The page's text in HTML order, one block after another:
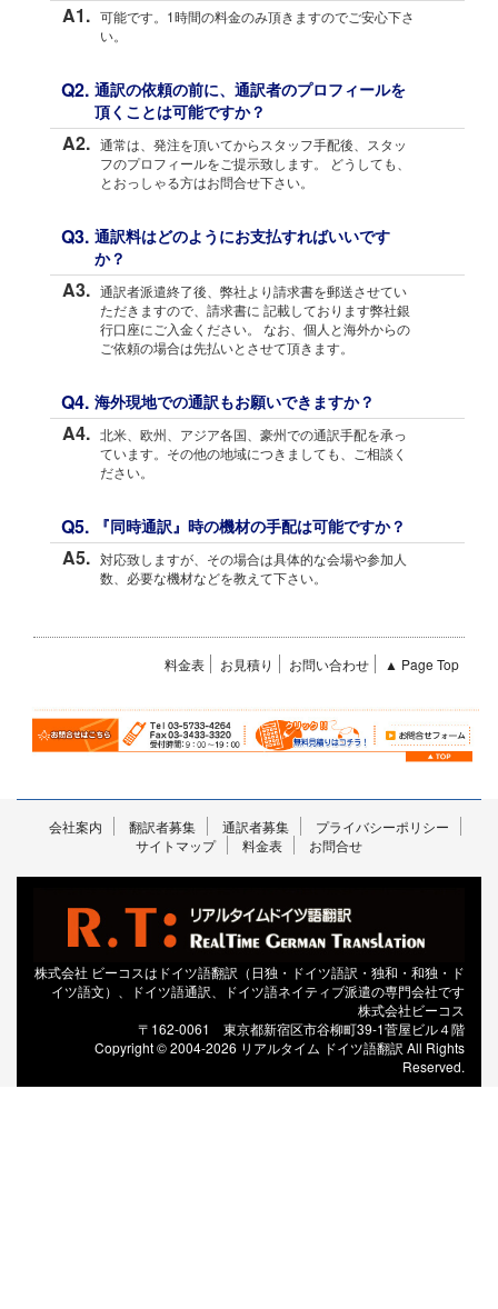
A1. 可能です。1時間の料金のみ頂きますのでご安心下さ
い。
Q2. 通訳の依頼の前に、通訳者のプロフィールを
頂くことは可能ですか？
A2. 通常は、発注を頂いてからスタッフ手配後、スタッ
フのプロフィールをご提示致します。 どうしても、
とおっしゃる方はお問合せ下さい。
Q3. 通訳料はどのようにお支払すればいいです
か？
A3. 通訳者派遣終了後、弊社より請求書を郵送させてい
ただきますので、請求書に 記載しております弊社銀
行口座にご入金ください。 なお、個人と海外からの
ご依頼の場合は先払いとさせて頂きます。
Q4. 海外現地での通訳もお願いできますか？
A4. 北米、欧州、アジア各国、豪州での通訳手配を承っ
ています。その他の地域につきましても、ご相談く
ださい。
Q5. 『同時通訳』時の機材の手配は可能ですか？
A5. 対応致しますが、その場合は具体的な会場や参加人
数、必要な機材などを教えて下さい。
料金表 お見積り お問い合わせ ▲ Page Top
会社案内 翻訳者募集 通訳者募集
プライバシーポリシー
サイトマップ
料金表 お問合せ
株式会社 ビーコスはドイツ語翻訳（日独・ドイツ語訳・独和・和独・ド
イツ語文）、ドイツ語通訳、ドイツ語ネイティブ派遣の専門会社です
株式会社ビーコス
〒162-0061 東京都新宿区市谷柳町39-1菅屋ビル４階
Copyright © 2004-2026 リアルタイム ドイツ語翻訳 All Rights
Reserved.